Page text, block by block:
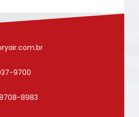
9700
8983